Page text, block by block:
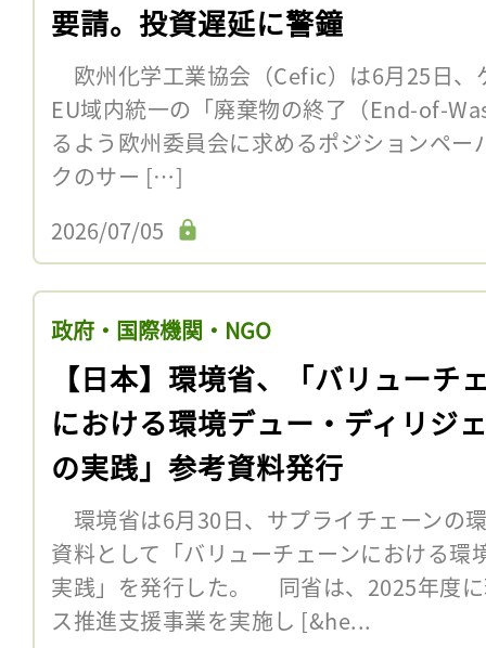
要請。投資遅延に警鐘
欧州化学工業協会（Cefic）は6月25日、
EU域内統一の「廃棄物の終了（End-of-
るよう欧州委員会に求めるポジションペ
クのサー […]
2026/07/05
政府・国際機関・NGO
【日本】環境省、「バリューチ
における環境デュー・ディリジ
の実践」参考資料発行
環境省は6月30日、サプライチェーンの
資料として「バリューチェーンにおける環
実践」を発行した。 同省は、2025年度
ス推進支援事業を実施し [&he...